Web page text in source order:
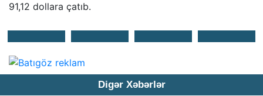
91,12 dollara çatıb.
Digər Xəbərlər